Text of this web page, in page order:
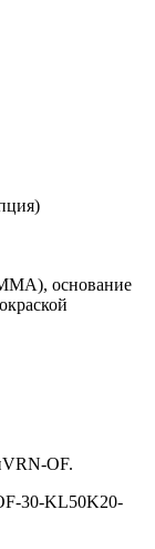
основание
OF.
30-KL50K20-